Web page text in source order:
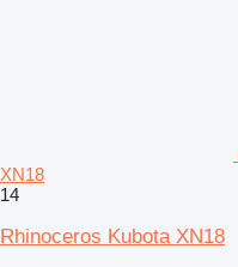
XN18
14
Rhinoceros Kubota XN18